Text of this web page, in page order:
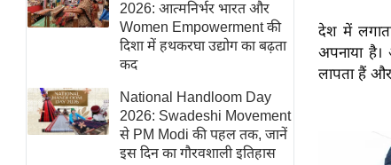
न्यूज ब्रीफ
मनोरंजन जगत
बॉलीवुड
हॉलीवुड
फिल्म समीक्षा
Breaking
2026: आत्मनिर्भर भारत और
Women Empowerment की
दिशा में हथकरघा उद्योग का बढ़ता
कद
National Handloom Day
2026: Swadeshi Movement
से PM Modi की पहल तक, जानें
इस दिन का गौरवशाली इतिहास
देश में
अपनाया
लापता हैं